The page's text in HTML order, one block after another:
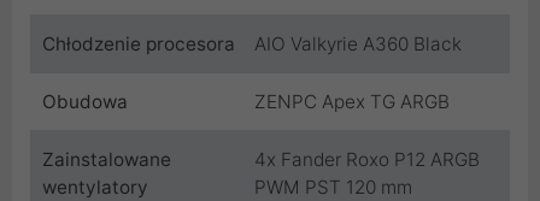
Chłodzenie procesora AIO Valkyrie A360 Black
Obudowa ZENPC Apex TG ARGB
Zainstalowane
wentylatory
4x Fander Roxo P12 ARGB
PWM PST 120 mm